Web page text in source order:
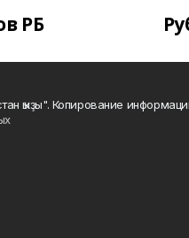
РБ
ҡыҙы". Копирование